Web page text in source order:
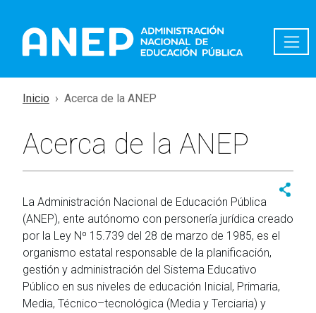
Inicio Acerca de la ANEP
Acerca de la ANEP
La Administración Nacional de Educación Pública
(ANEP), ente autónomo con personería jurídica creado
por la Ley Nº 15.739 del 28 de marzo de 1985, es el
organismo estatal responsable de la planificación,
gestión y administración del Sistema Educativo
Público en sus niveles de educación Inicial, Primaria,
Media, Técnico–tecnológica (Media y Terciaria) y